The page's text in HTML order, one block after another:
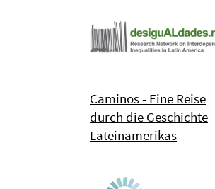
Caminos - Eine Reise
durch die Geschichte
Lateinamerikas